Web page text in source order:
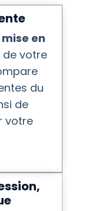
en
votre
du
de
votre